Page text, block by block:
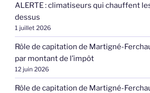
ALERTE : climatiseurs qui chauffent
dessus
1 juillet 2026
Rôle de capitation de Martigné-
par montant de l’impôt
12 juin 2026
Rôle de capitation de Martigné-